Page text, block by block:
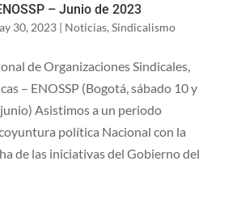
– Junio de 2023
30, 2023| Noticias, Sindicalismo
de Organizaciones Sindicales,
– ENOSSP (Bogotá, sábado 10 y
Asistimos a un periodo
política Nacional con la
de las iniciativas del Gobierno del